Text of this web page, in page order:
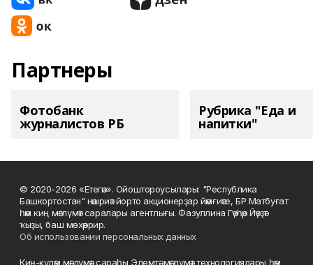
Партнеры
Фотобанк
журналистов РБ
Рубрика "Еда и
напитки"
© 2020-2026 «Етегән». Ойоштороусылары: "Республика
Башкортостан" нәшриәт йорто акционерҙар йәмғиәте, БР Матбуғат
һәм киң мәғлүмәт саралары агентлығы. Фазуллина Гәүһәр Йәүҙәт
ҡыҙы, баш мөхәррир.
Об использовании персональных данных
Киң-күләм мәғлүмәт сараһы Элемтә, мәғлүмәт технологиялары һәм